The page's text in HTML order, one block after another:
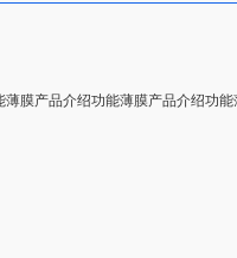
薄膜产品介绍功能薄膜产品介绍功